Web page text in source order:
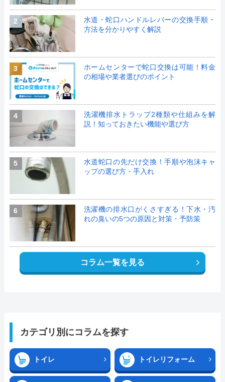
2
水道・蛇口ハンドルレバーの交換手順・
方法を分かりやすく解説
3
ホームセンターで蛇口交換は可能！料金
の相場や業者選びのポイント
4
洗濯機排水トラップ2種類や仕組みを解
説！知っておきたい機能や選び方
5
水道蛇口の先だけ交換！手順や泡沫キャ
ップの選び方・手入れ
6
洗濯機の排水口がくさすぎる！下水・汚
れの臭いの5つの原因と対策・予防策
コラム一覧を見る
カテゴリ別にコラムを探す
トイレ トイレリフォーム